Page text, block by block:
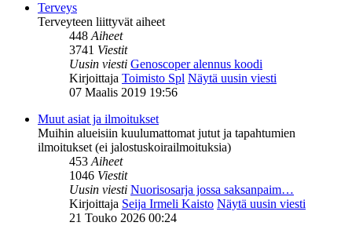
Terveys
Terveyteen liittyvät aiheet
448Aiheet
3741 Viestit
Uusin viesti Genoscoper alennus koodi
Kirjoittaja Toimisto Spl Näytä uusin viesti
07 Maalis 2019 19:56
Muut asiat ja ilmoitukset
Muihin alueisiin kuulumattomat jutut ja tapahtumien
ilmoitukset (ei jalostuskoirailmoituksia)
453Aiheet
1046 Viestit
Uusin viesti Nuorisosarja jossa saksanpaim…
Kirjoittaja Seija Irmeli Kaisto Näytä uusin viesti
21 Touko 2026 00:24